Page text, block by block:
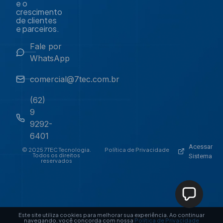
e o
crescimento
de clientes
e parceiros.
Fale por
WhatsApp
comercial@7tec.com.br
(62)
9
9292-
6401
© 2025 7TEC Tecnologia.
Todos os direitos
reservados
Política de Privacidade
Acessar
Sistema
Este site utiliza cookies para melhorar sua experiência. Ao continuar
navegando, você concorda com nossa Política de Privacidade